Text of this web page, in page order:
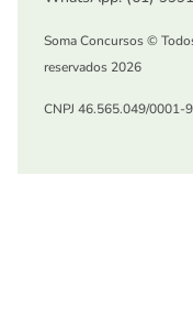
Soma Concursos ©
reservados 2026
CNPJ 46.565.049/0001-